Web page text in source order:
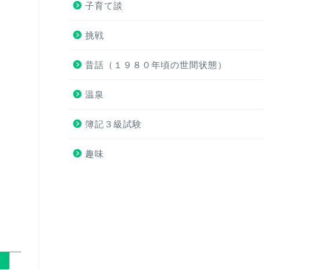
子育て談
挑戦
昔話（１９８０年頃の世間状態）
温泉
簿記３級試験
趣味